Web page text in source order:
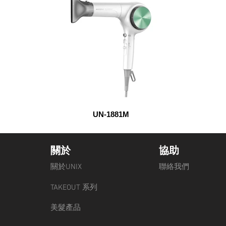
UN-1881M
關於
關於UNIX
TAKEOUT 系列
美髮產品
協助
聯絡我們